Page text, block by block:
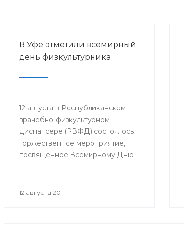
В Уфе отметили всемирный
день физкультурника
12 августа в Республиканском
врачебно-физкультурном
диспансере (РВФД) состоялось
торжественное мероприятие,
посвященное Всемирному Дню
Министерства здравоохранения
12 августа 2011